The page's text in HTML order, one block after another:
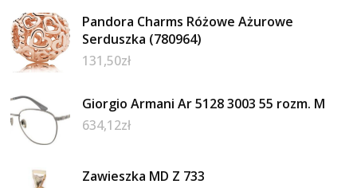
Pandora Charms Różowe Ażurowe
Serduszka (780964)
131,50zł
Giorgio Armani Ar 5128 3003 55 rozm. M
634,12zł
Zawieszka MD Z 733